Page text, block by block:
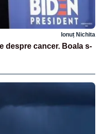
Ionuț Nichita
despre cancer. Boala s-